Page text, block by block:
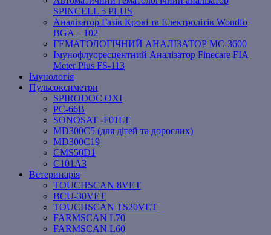
SPINCELL 5 PLUS
Аналізатор Газів Крові та Електролітів Wondfo
BGA – 102
ГЕМАТОЛОГІЧНИЙ АНАЛІЗАТОР MC-3600
Імунофлуоресцентний Аналізатор Finecare FIA
Meter Plus FS-113
Імунологія
Пульсоксиметри
SPIRODOC OXI
PC-66B
SONOSAT -F01LT
MD300C5 (для дітей та дорослих)
MD300C19
СMS50D1
С101A3
Ветеринарія
TOUCHSCAN 8VET
BCU-30VET
TOUCHSCAN TS20VET
FARMSCAN L70
FARMSCAN L60